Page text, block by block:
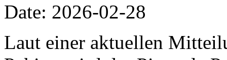
Date: 2026-02-28
Laut einer aktuellen